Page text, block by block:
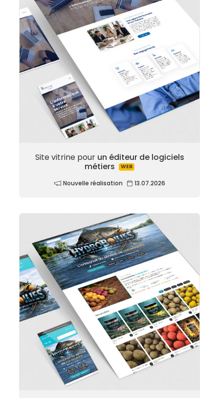
Site vitrine pour un éditeur de logiciels
métiers
WEB
Nouvelle réalisation 13.07.2026